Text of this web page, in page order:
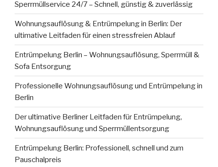
Sperrmüllservice 24/7 – Schnell, günstig & zuverlässig
Wohnungsauflösung & Entrümpelung in Berlin: Der
ultimative Leitfaden für einen stressfreien Ablauf
Entrümpelung Berlin – Wohnungsauflösung, Sperrmüll &
Sofa Entsorgung
Professionelle Wohnungsauflösung und Entrümpelung in
Berlin
Der ultimative Berliner Leitfaden für Entrümpelung,
Wohnungsauflösung und Sperrmüllentsorgung
Entrümpelung Berlin: Professionell, schnell und zum
Pauschalpreis